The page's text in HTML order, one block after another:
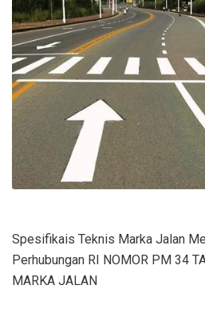
Spesifikais Teknis Marka Jalan
Perhubungan RI NOMOR PM 34
MARKA JALAN